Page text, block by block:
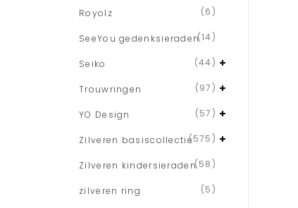
Royolz (6)
SeeYou gedenksieraden(14)
Seiko (44)
Trouwringen (97)
YO Design (57)
Zilveren basiscollectie(575)
Zilveren kindersieraden(58)
zilveren ring (5)